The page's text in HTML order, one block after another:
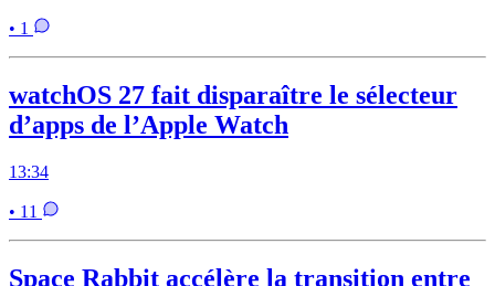
• 1
watchOS 27 fait disparaître le sélecteur
d’apps de l’Apple Watch
13:34
• 11
Space Rabbit accélère la transition entre